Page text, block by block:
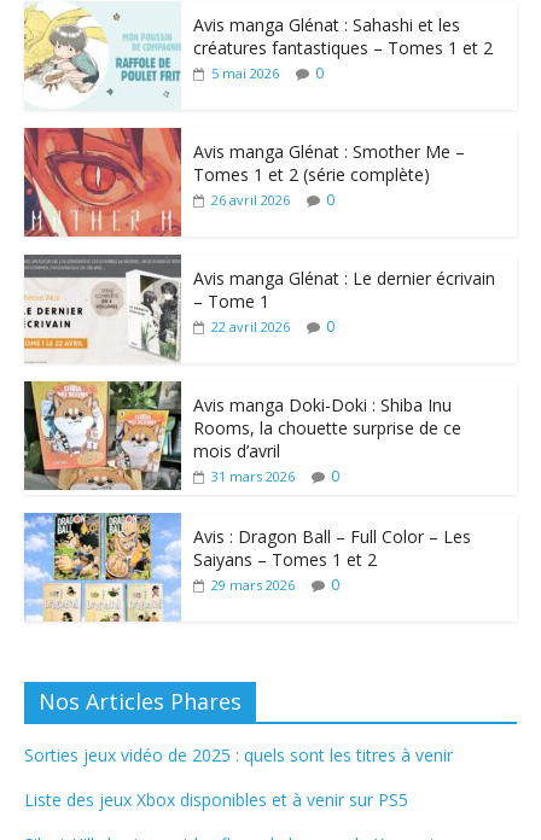
Avis manga Glénat : Sahashi et les
créatures fantastiques – Tomes 1 et 2
5 mai 2026 0
Avis manga Glénat : Smother Me –
Tomes 1 et 2 (série complète)
26 avril 2026 0
Avis manga Glénat : Le dernier écrivain
– Tome 1
22 avril 2026 0
Avis manga Doki-Doki : Shiba Inu
Rooms, la chouette surprise de ce
mois d’avril
31 mars 2026 0
Avis : Dragon Ball – Full Color – Les
Saiyans – Tomes 1 et 2
29 mars 2026 0
Nos Articles Phares
Sorties jeux vidéo de 2025 : quels sont les titres à venir
Liste des jeux Xbox disponibles et à venir sur PS5